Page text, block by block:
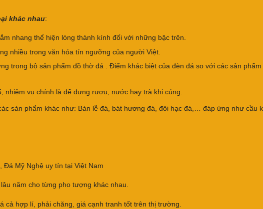
khác nhau:
nhang thể hiện lòng thành kính đối với những bậc trên.
nhiều trong văn hóa tín ngưỡng của người Việt.
trong bộ sản phẩm đồ thờ đá . Điểm khác biệt của đèn đá so với các sản
nhiệm vụ chính là để đựng rượu, nước hay trà khi cúng.
sản phẩm khác như: Bàn lễ đá, bát hương đá, đôi hạc đá,… đáp ứng như cầu
Mỹ Nghệ uy tín tại Việt Nam
năm cho từng pho tượng khác nhau.
cả hợp lí, phải chăng, giá cạnh tranh tốt trên thị trường.